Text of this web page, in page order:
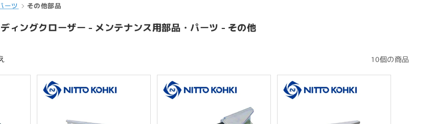
ーツ その他部品
ィングクローザー - メンテナンス用部品・パーツ - その他
10個の商品